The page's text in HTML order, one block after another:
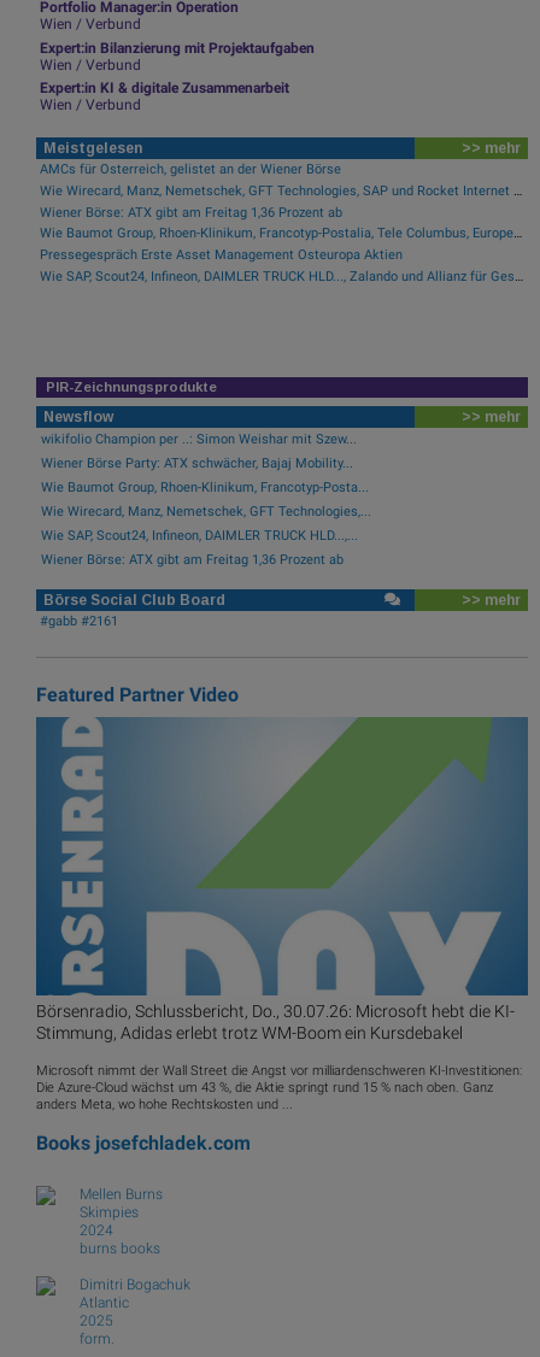
Portfolio Manager:in Operation
Wien / Verbund
Expert:in Bilanzierung mit Projektaufgaben
Wien / Verbund
Expert:in KI & digitale Zusammenarbeit
Wien / Verbund
Meistgelesen >> mehr
AMCs für Österreich, gelistet an der Wiener Börse
Wie Wirecard, Manz, Nemetschek, GFT Technologies, SAP und Rocket Internet für Gesprächsstoff sorgten
Wiener Börse: ATX gibt am Freitag 1,36 Prozent ab
Wie Baumot Group, Rhoen-Klinikum, Francotyp-Postalia, Tele Columbus, European Lithium und Lanxess für Gesprächsstoff sorgten
Pressegespräch Erste Asset Management Osteuropa Aktien
Wie SAP, Scout24, Infineon, DAIMLER TRUCK HLD..., Zalando und Allianz für Gesprächsstoff im DAX sorgten
PIR-Zeichnungsprodukte
Newsflow >> mehr
wikifolio Champion per ..: Simon Weishar mit Szew...
Wiener Börse Party: ATX schwächer, Bajaj Mobility...
Wie Baumot Group, Rhoen-Klinikum, Francotyp-Posta...
Wie Wirecard, Manz, Nemetschek, GFT Technologies,...
Wie SAP, Scout24, Infineon, DAIMLER TRUCK HLD...,...
Wiener Börse: ATX gibt am Freitag 1,36 Prozent ab
Börse Social Club Board >> mehr
#gabb #2161
Featured Partner Video
Börsenradio, Schlussbericht, Do., 30.07.26: Microsoft hebt die KI-
Stimmung, Adidas erlebt trotz WM-Boom ein Kursdebakel
Microsoft nimmt der Wall Street die Angst vor milliardenschweren KI-Investitionen:
Die Azure-Cloud wächst um 43 %, die Aktie springt rund 15 % nach oben. Ganz
anders Meta, wo hohe Rechtskosten und ...
Books josefchladek.com
Mellen Burns
Skimpies
2024
burns books
Dimitri Bogachuk
Atlantic
2025
form.